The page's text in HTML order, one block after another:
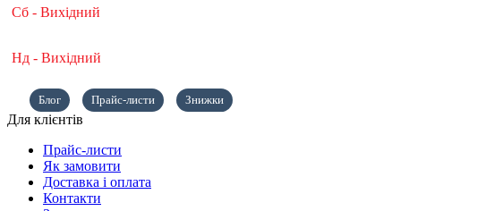
Сб - Вихідний
Нд - Вихідний
Блог Прайс-листи Знижки
Для клієнтів
Прайс-листи
Як замовити
Доставка і оплата
Контакти